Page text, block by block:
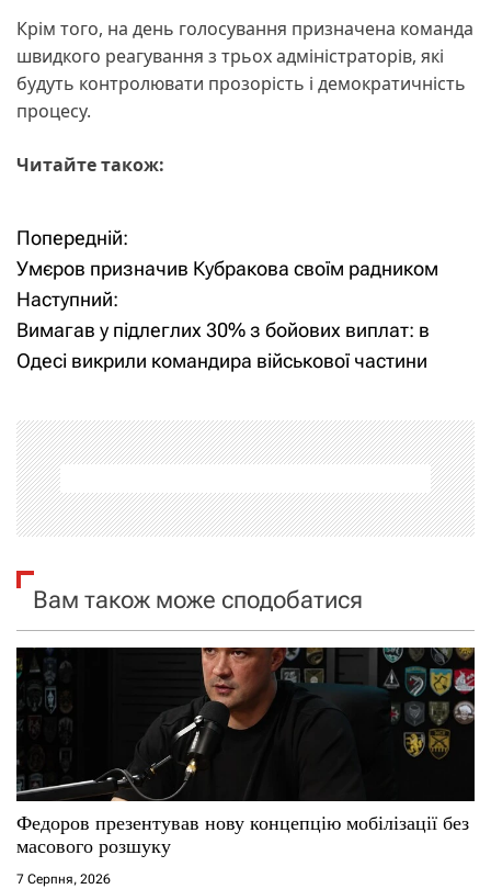
Крім того, на день голосування призначена команда
швидкого реагування з трьох адміністраторів, які
будуть контролювати прозорість і демократичність
процесу.
Читайте також:
Н
а
в
г
а
ц
і
я
з
а
п
и
с
Попередній:
Умєров призначив Кубракова своїм радником
Наступний:
Вимагав у підлеглих 30% з бойових виплат: в
Одесі викрили командира військової частини
Вам також може сподобатися
Федоров презентував нову концепцію мобілізації без
масового розшуку
7 Серпня, 2026